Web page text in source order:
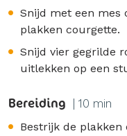
Snijd met een mes
plakken courgette.
Snijd vier gegrilde
uitlekken op een
Bereiding | 10 min
Bestrijk de